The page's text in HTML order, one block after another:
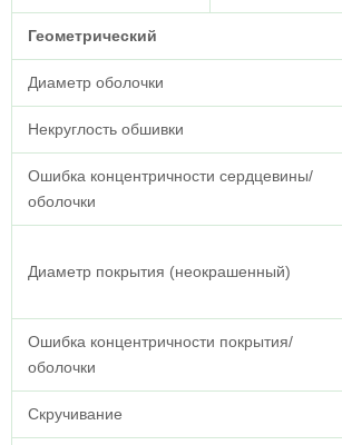
Геометрический
Диаметр оболочки
Некруглость обшивки
Ошибка концентричности сердцевины/
оболочки
Диаметр покрытия (неокрашенный)
Ошибка концентричности покрытия/
оболочки
Скручивание